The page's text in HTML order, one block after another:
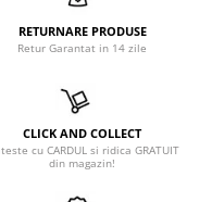
RETURNARE PRODUSE
Retur Garantat in 14 zile
CLICK AND COLLECT
cu CARDUL si ridica GRATUIT
din magazin!